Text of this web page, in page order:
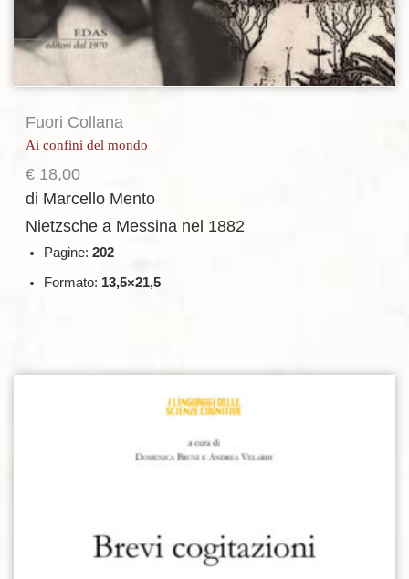
Fuori Collana
Ai confini del mondo
€ 18,00
di Marcello Mento
Nietzsche a Messina nel 1882
Pagine: 202
Formato: 13,5×21,5